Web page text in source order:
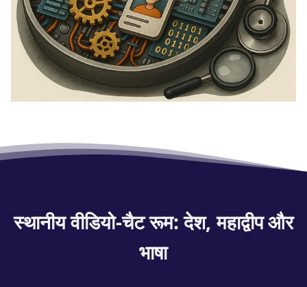
स्थानीय वीडियो‑चैट रूम: देश, महाद्वीप और
भाषा